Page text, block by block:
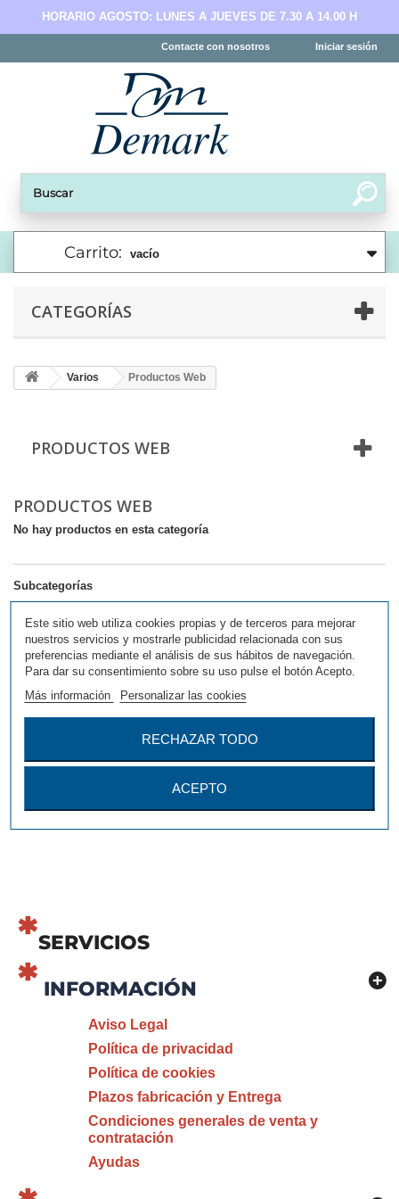
HORARIO AGOSTO: LUNES A JUEVES DE 7.30 A 14.00 H
Iniciar sesión
Contacte con nosotros
Carrito: vacío
CATEGORÍAS
Este sitio web utiliza cookies propias y de terceros para mejorar
nuestros servicios y mostrarle publicidad relacionada con sus
preferencias mediante el análisis de sus hábitos de navegación.
Para dar su consentimiento sobre su uso pulse el botón Acepto.
Más información
Personalizar las cookies
RECHAZAR TODO
ACEPTO
Varios Productos Web
PRODUCTOS WEB
PRODUCTOS WEB
No hay productos en esta categoría
Subcategorías
ARTÍCULOS
VARIOS
SERVICIOS
INFORMACIÓN
Aviso Legal
Política de privacidad
Política de cookies
Plazos fabricación y Entrega
Condiciones generales de venta y
contratación
Ayudas